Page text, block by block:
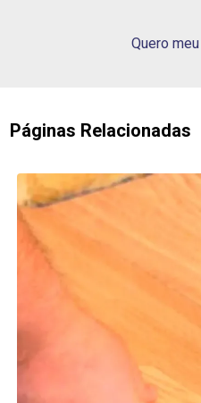
Quero
Páginas Relacionadas